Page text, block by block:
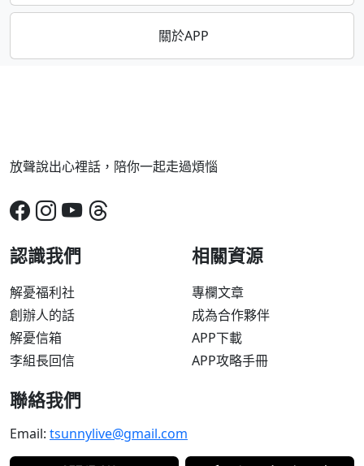
關於APP
放聲說出心裡話，陪你一起走過煩惱
認識我們
解憂福利社
創辦人的話
解憂信箱
李組長回信
相關資源
專欄文章
成為合作夥伴
APP下載
APP攻略手冊
聯絡我們
Email: tsunnylive@gmail.com